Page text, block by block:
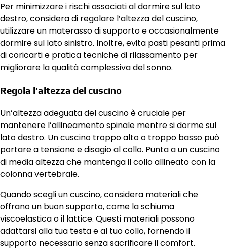
Per minimizzare i rischi associati al dormire sul lato
destro, considera di regolare l’altezza del cuscino,
utilizzare un materasso di supporto e occasionalmente
dormire sul lato sinistro. Inoltre, evita pasti pesanti prima
di coricarti e pratica tecniche di rilassamento per
migliorare la qualità complessiva del sonno.
Regola l’altezza del cuscino
Un’altezza adeguata del cuscino è cruciale per
mantenere l’allineamento spinale mentre si dorme sul
lato destro. Un cuscino troppo alto o troppo basso può
portare a tensione e disagio al collo. Punta a un cuscino
di media altezza che mantenga il collo allineato con la
colonna vertebrale.
Quando scegli un cuscino, considera materiali che
offrano un buon supporto, come la schiuma
viscoelastica o il lattice. Questi materiali possono
adattarsi alla tua testa e al tuo collo, fornendo il
supporto necessario senza sacrificare il comfort.